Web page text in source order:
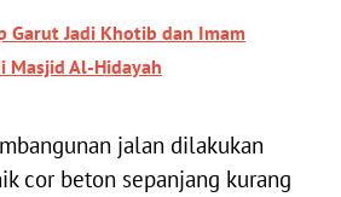
Garut Jadi Khotib dan Imam
Masjid Al-Hidayah
jalan dilakukan
cor beton sepanjang kurang